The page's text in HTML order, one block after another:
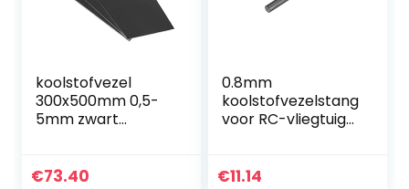
koolstofvezel
300x500mm 0,5-
5mm zwart
epoxyglas FR4
€73.40
0.8mm
koolstofvezelstang
voor RC-vliegtuig
€11.14